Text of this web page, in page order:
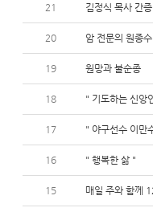
21 김정식 목사 간증
20 암 전문의 원종
19 원망과 불순종
18
17 " 야구선수 이만
16 " 행복한 삶 "
15 매일 주와 함께